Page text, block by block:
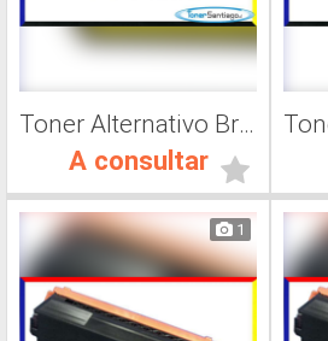
Toner Alternativo Brother TN 315C, Impresora Láser
A consultar
1